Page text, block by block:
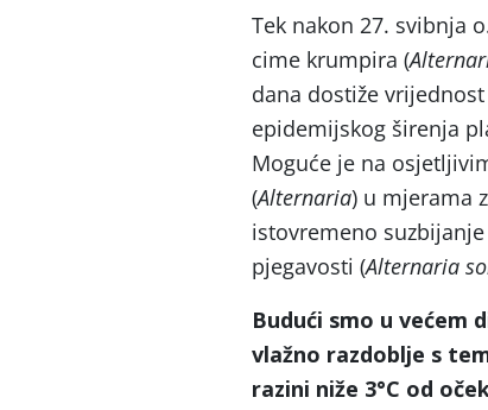
Tek nakon 27. svibnja
cime krumpira (
dana dostiže
epidemijskog širenja
Moguće je na
(Alternaria) u mjerama
istovremeno
pjegavosti (Alternaria
Budući smo u većem
vlažno razdoblje s
razini niže 3°C od